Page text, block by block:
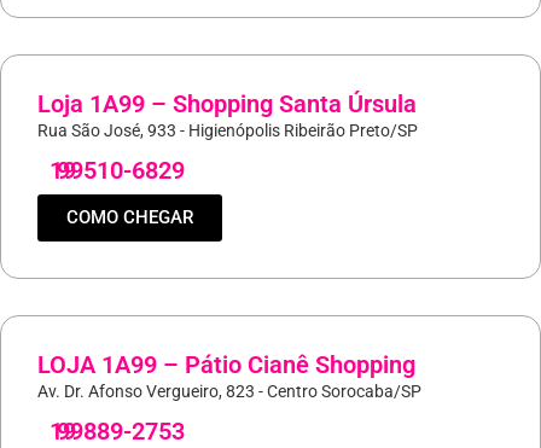
Loja 1A99 – Shopping Santa Úrsula
Rua São José, 933 - Higienópolis Ribeirão Preto/SP
19
99510-6829
COMO CHEGAR
LOJA 1A99 – Pátio Cianê Shopping
Av. Dr. Afonso Vergueiro, 823 - Centro Sorocaba/SP
19
99889-2753